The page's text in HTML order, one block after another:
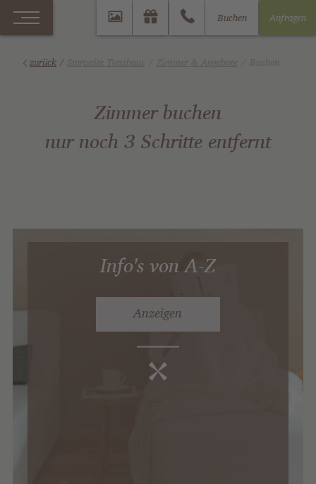
Buchen Anfragen
zurück/
Zimmer buchen
nur noch 3 Schritte entfernt
Info's von A-Z
Anzeigen